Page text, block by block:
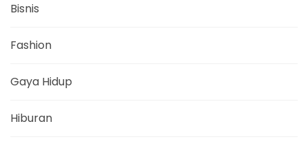
Bisnis
Fashion
Gaya Hidup
Hiburan